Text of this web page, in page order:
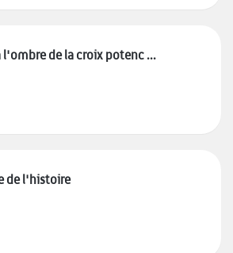
l'ombre de la croix potenc ...
de l'histoire